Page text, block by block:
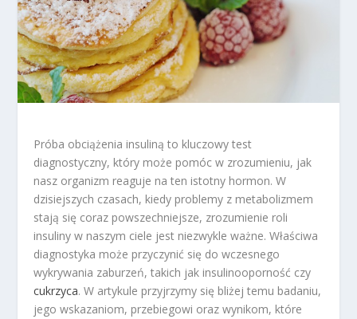
Próba obciążenia insuliną to kluczowy test
diagnostyczny, który może pomóc w zrozumieniu, jak
nasz organizm reaguje na ten istotny hormon. W
dzisiejszych czasach, kiedy problemy z metabolizmem
stają się coraz powszechniejsze, zrozumienie roli
insuliny w naszym ciele jest niezwykle ważne. Właściwa
diagnostyka może przyczynić się do wczesnego
wykrywania zaburzeń, takich jak insulinooporność czy
cukrzyca. W artykule przyjrzymy się bliżej temu badaniu,
jego wskazaniom, przebiegowi oraz wynikom, które